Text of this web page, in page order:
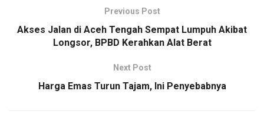
Previous Post
Akses Jalan di Aceh Tengah Sempat Lumpuh Akibat
Longsor, BPBD Kerahkan Alat Berat
Next Post
Harga Emas Turun Tajam, Ini Penyebabnya